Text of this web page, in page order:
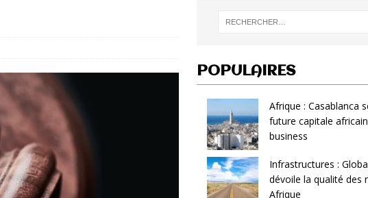
POPULAIRES
Afrique : Casablanca
future capitale
business
Infrastructures :
dévoile la qualité des
Afrique